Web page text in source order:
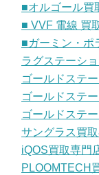
■オルゴール買
■ VVF 電線 買
■ガーミン・
ラグステーシ
ゴールドステ
ゴールドステ
ゴールドステ
サングラス買
iQOS買取専門
PLOOMTECH